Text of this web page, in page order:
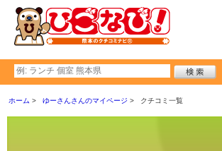
ホーム ゆーさんさんのマイページ クチコミ一覧